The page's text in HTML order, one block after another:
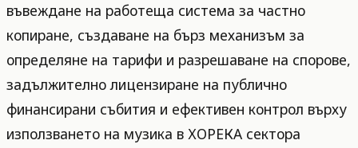
въвеждане на работеща система за частно
копиране, създаване на бърз механизъм за
определяне на тарифи и разрешаване на спорове,
задължително лицензиране на публично
финансирани събития и ефективен контрол върху
използването на музика в ХОРЕКА сектора